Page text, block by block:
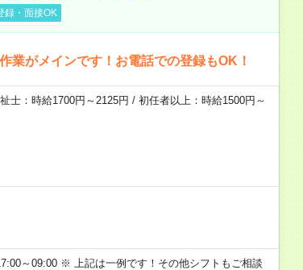
録・面接OK
業がメインです！お電話での登録もOK！
士：時給1700円～2125円 / 初任者以上：時給1500円～
～09:00 ※ 上記は一例です！その他シフトもご相談